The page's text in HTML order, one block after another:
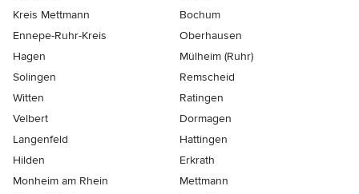
Kreis Mettmann
Bochum
Ennepe-Ruhr-Kreis
Oberhausen
Hagen
Mülheim (Ruhr)
Solingen
Remscheid
Witten
Ratingen
Velbert
Dormagen
Langenfeld
Hattingen
Hilden
Erkrath
Monheim am Rhein
Mettmann